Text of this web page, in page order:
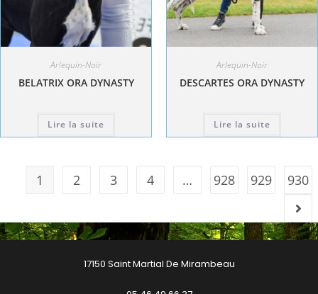
Arlequin-Noir
BELATRIX ORA DYNASTY
Lire la suite
Arlequin-Noir
DESCARTES ORA DYNASTY
Lire la suite
1 2 3 4 … 928 929 930
17150 Saint Martial De Mirambeau